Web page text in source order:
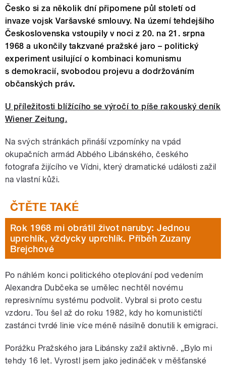
Česko si za několik dní připomene půl století od
invaze vojsk Varšavské smlouvy. Na území tehdejšího
Československa vstoupily v noci z 20. na 21. srpna
1968 a ukončily takzvané pražské jaro – politický
experiment usilující o kombinaci komunismu
s demokracií, svobodou projevu a dodržováním
občanských práv.
U příležitosti blížícího se výročí to píše rakouský deník
Wiener Zeitung.
Na svých stránkách přináší vzpomínky na vpád
okupačních armád Abbého Libánského, českého
fotografa žijícího ve Vídni, který dramatické události zažil
na vlastní kůži.
Rok 1968 mi obrátil život naruby: Jednou
uprchlík, vždycky uprchlík. Příběh Zuzany
Brejchové
Po náhlém konci politického oteplování pod vedením
Alexandra Dubčeka se umělec nechtěl novému
represivnímu systému podvolit. Vybral si proto cestu
vzdoru. Tou šel až do roku 1982, kdy ho komunističtí
zastánci tvrdé linie více méně násilně donutili k emigraci.
Porážku Pražského jara Libánsky zažil aktivně. „Bylo mi
tehdy 16 let. Vyrostl jsem jako jedináček v měšťanské